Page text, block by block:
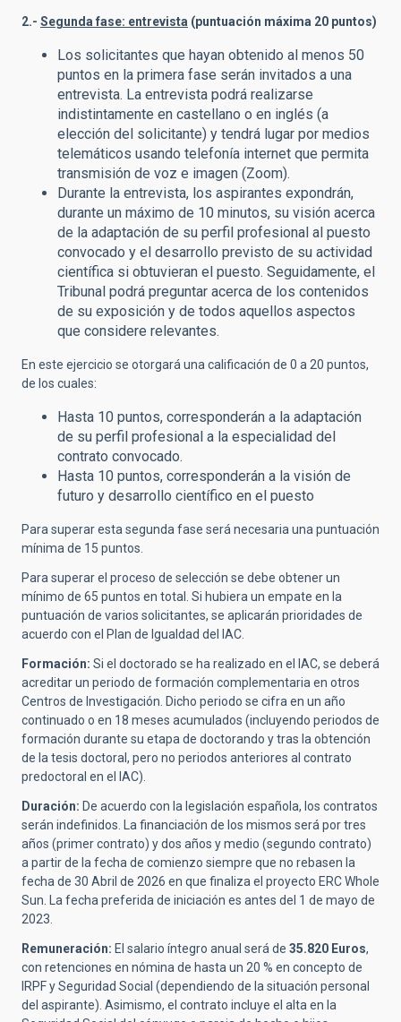
2.- Segunda fase: entrevista (puntuación máxima 20 puntos)
Los solicitantes que hayan obtenido al menos 50
puntos en la primera fase serán invitados a una
entrevista. La entrevista podrá realizarse
indistintamente en castellano o en inglés (a
elección del solicitante) y tendrá lugar por medios
telemáticos usando telefonía internet que permita
transmisión de voz e imagen (Zoom).
Durante la entrevista, los aspirantes expondrán,
durante un máximo de 10 minutos, su visión acerca
de la adaptación de su perfil profesional al puesto
convocado y el desarrollo previsto de su actividad
científica si obtuvieran el puesto. Seguidamente, el
Tribunal podrá preguntar acerca de los contenidos
de su exposición y de todos aquellos aspectos
que considere relevantes.
En este ejercicio se otorgará una calificación de 0 a 20 puntos,
de los cuales:
Hasta 10 puntos, corresponderán a la adaptación
de su perfil profesional a la especialidad del
contrato convocado.
Hasta 10 puntos, corresponderán a la visión de
futuro y desarrollo científico en el puesto
Para superar esta segunda fase será necesaria una puntuación
mínima de 15 puntos.
Para superar el proceso de selección se debe obtener un
mínimo de 65 puntos en total. Si hubiera un empate en la
puntuación de varios solicitantes, se aplicarán prioridades de
acuerdo con el Plan de Igualdad del IAC.
Formación: Si el doctorado se ha realizado en el IAC, se deberá
acreditar un periodo de formación complementaria en otros
Centros de Investigación. Dicho periodo se cifra en un año
continuado o en 18 meses acumulados (incluyendo periodos de
formación durante su etapa de doctorando y tras la obtención
de la tesis doctoral, pero no periodos anteriores al contrato
predoctoral en el IAC).
Duración: De acuerdo con la legislación española, los contratos
serán indefinidos. La financiación de los mismos será por tres
años (primer contrato) y dos años y medio (segundo contrato)
a partir de la fecha de comienzo siempre que no rebasen la
fecha de 30 Abril de 2026 en que finaliza el proyecto ERC Whole
Sun. La fecha preferida de iniciación es antes del 1 de mayo de
2023.
Remuneración: El salario íntegro anual será de 35.820 Euros,
con retenciones en nómina de hasta un 20 % en concepto de
IRPF y Seguridad Social (dependiendo de la situación personal
del aspirante). Asimismo, el contrato incluye el alta en la